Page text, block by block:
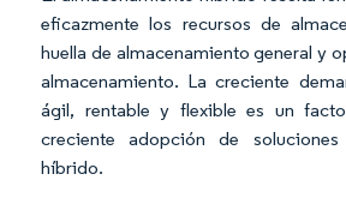
eficazmente los recursos de
huella de almacenamiento general y
almacenamiento. La creciente
ágil, rentable y flexible es un
creciente adopción de soluciones
híbrido.